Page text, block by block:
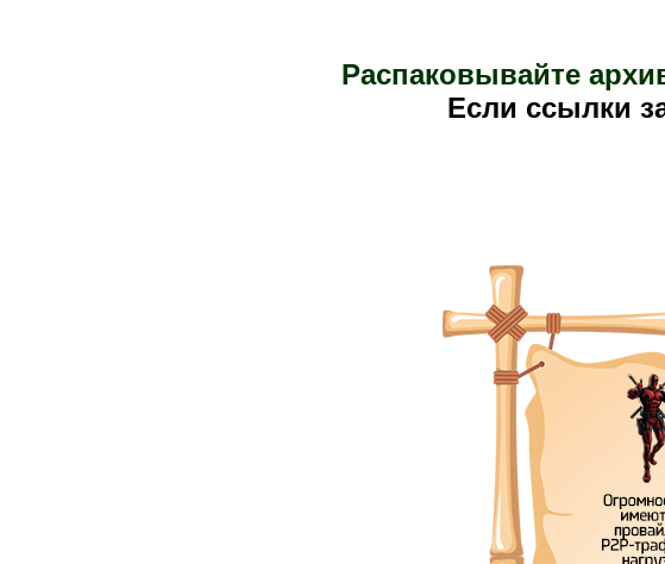
Распаковывайте
Если ссылки